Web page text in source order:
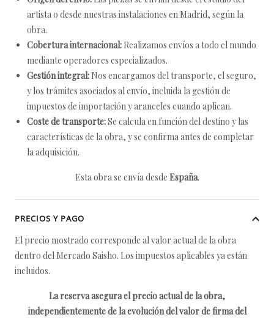
artista o desde nuestras instalaciones en Madrid, según la
obra.
Cobertura internacional: Realizamos envíos a todo el mundo
mediante operadores especializados.
Gestión integral: Nos encargamos del transporte, el seguro,
y los trámites asociados al envío, incluida la gestión de
impuestos de importación y aranceles cuando aplican.
Coste de transporte:Se calcula en función del destino y las
características de la obra, y se confirma antes de completar
la adquisición.
Esta obra se envía desde España.
PRECIOS Y PAGO
El precio mostrado corresponde al valor actual de la obra
dentro del Mercado Saisho. Los impuestos aplicables ya están
incluidos.
La reserva asegura el precio actual de la obra,
independientemente de la evolución del valor de firma del